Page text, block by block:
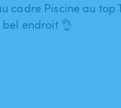
cadre Piscine au top
endroit 👌